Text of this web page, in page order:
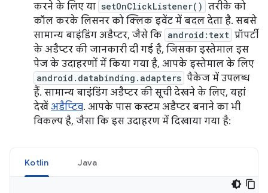
करने के लिए या setOnClickListener() तरीके को
कॉल करके लिसनर को क्लिक इवेंट में बदल देता है. सबसे
सामान्य बाइंडिंग अडैप्टर, जैसे कि android:text प्रॉपर्टी
के अडैप्टर की जानकारी दी गई है, जिसका इस्तेमाल इस
पेज के उदाहरणों में किया गया है, आपके इस्तेमाल के लिए
android.databinding.adapters पैकेज में उपलब्ध
हैं. सामान्य बाइंडिंग अडैप्टर की सूची देखने के लिए, यहां
देखें अडैप्टिव. आपके पास कस्टम अडैप्टर बनाने का भी
विकल्प है, जैसा कि इस उदाहरण में दिखाया गया है:
Kotlin Java